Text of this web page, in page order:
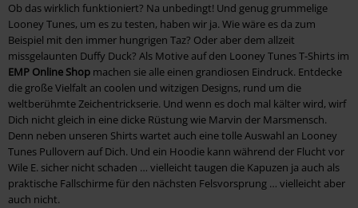
Ob das wirklich funktioniert? Na unbedingt! Und genug grummelige
Looney Tunes, um es zu testen, haben wir ja. Wie wäre es da zum
Beispiel mit den immer hungrigen Taz? Oder aber dem allzeit
missgelaunten Duffy Duck? Als Motive auf den Looney Tunes T-Shirts im
EMP Online Shop machen sie alle einen grandiosen Eindruck. Entdecke
die große Vielfalt an coolen und witzigen Designs, rund um die
weltberühmte Zeichentrickserie. Und wenn es doch mal kälter wird, wirf
Dich nicht gleich in eine dicke Rüstung wie Marvin der Marsmensch.
Denn neben unseren Shirts wartet auch eine tolle Auswahl an Looney
Tunes Pullovern auf Dich. Und ein Hoodie kann während der Flucht vor
Wile E. sicher nicht schaden … vielleicht taugen die Kapuzen ja auch als
praktische Fallschirme für den nächsten Felsvorsprung … vielleicht aber
auch nicht.